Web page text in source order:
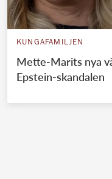
KUNGAFAMILJEN
Mette-Marits nya
Epstein-skandalen